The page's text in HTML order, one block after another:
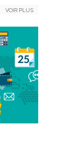
VOIR PLUS